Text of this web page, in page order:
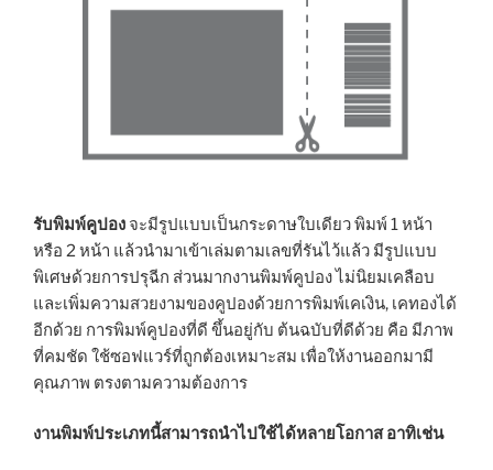
รับพิมพ์คูปอง จะมีรูปแบบเป็นกระดาษใบเดียว พิมพ์ 1 หน้า
หรือ 2 หน้า แล้วนำมาเข้าเล่มตามเลขที่รันไว้แล้ว มีรูปแบบ
พิเศษด้วยการปรุฉีก ส่วนมากงานพิมพ์คูปอง ไม่นิยมเคลือบ
และเพิ่มความสวยงามของคูปองด้วยการพิมพ์เคเงิน, เคทองได้
อีกด้วย การพิมพ์คูปองที่ดี ขึ้นอยู่กับ ต้นฉบับที่ดีด้วย คือ มีภาพ
ที่คมชัด ใช้ซอฟแวร์ที่ถูกต้องเหมาะสม เพื่อให้งานออกมามี
คุณภาพ ตรงตามความต้องการ
งานพิมพ์ประเภทนี้สามารถนำไปใช้ได้หลายโอกาส อาทิเช่น